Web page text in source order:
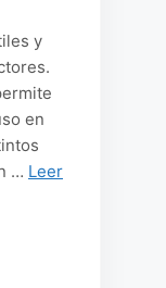
y
en
… Leer